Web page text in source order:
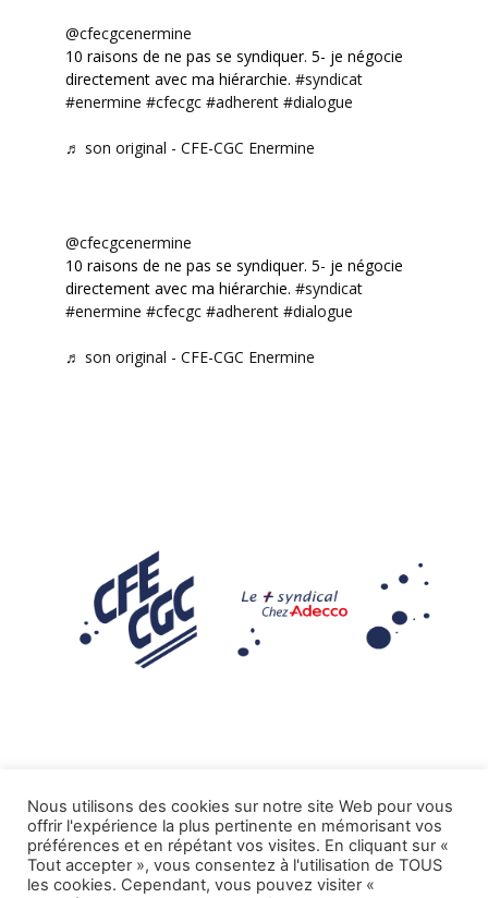
@cfecgcenermine
10 raisons de ne pas se syndiquer. 5- je négocie
directement avec ma hiérarchie. #syndicat
#enermine #cfecgc #adherent #dialogue
♬ son original - CFE-CGC Enermine
@cfecgcenermine
10 raisons de ne pas se syndiquer. 5- je négocie
directement avec ma hiérarchie. #syndicat
#enermine #cfecgc #adherent #dialogue
♬ son original - CFE-CGC Enermine
Mentions légales
Tous droits réservés CFE-CGC ADECCO.
Nous utilisons des cookies sur notre site Web pour vous
offrir l'expérience la plus pertinente en mémorisant vos
préférences et en répétant vos visites. En cliquant sur «
Tout accepter », vous consentez à l'utilisation de TOUS
les cookies. Cependant, vous pouvez visiter «